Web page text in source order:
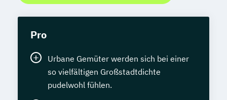
Pro
Urbane Gemüter werden sich bei einer
so vielfältigen Großstadtdichte
pudelwohl fühlen.